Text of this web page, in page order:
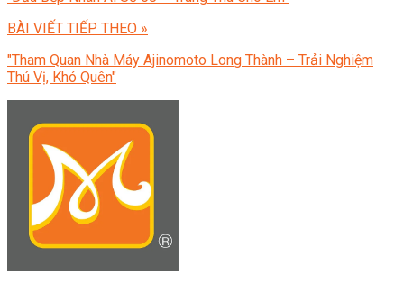
BÀI VIẾT TIẾP THEO »
"Tham Quan Nhà Máy Ajinomoto Long Thành – Trải Nghiệm
Thú Vị, Khó Quên"